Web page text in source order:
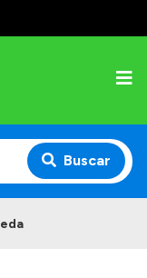
Buscar